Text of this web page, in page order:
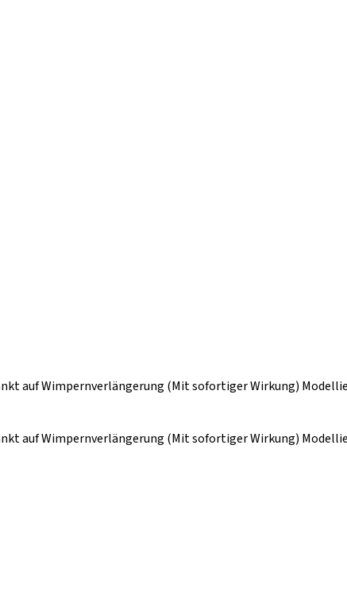
auf Wimpernverlängerung (Mit sofortiger Wirkung)
auf Wimpernverlängerung (Mit sofortiger Wirkung)